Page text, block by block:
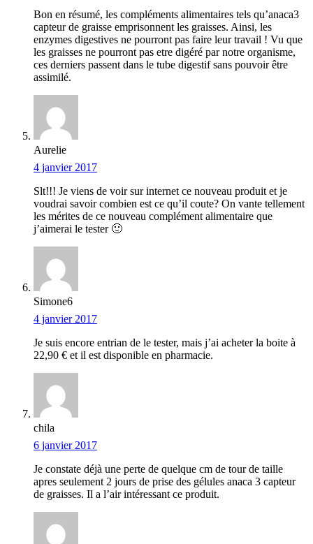
Bon en résumé, les compléments alimentaires tels qu’anaca3
capteur de graisse emprisonnent les graisses. Ainsi, les
enzymes digestives ne pourront pas faire leur travail ! Vu que
les graisses ne pourront pas etre digéré par notre organisme,
ces derniers passent dans le tube digestif sans pouvoir être
assimilé.
Aurelie
4 janvier 2017
Slt!!! Je viens de voir sur internet ce nouveau produit et je
voudrai savoir combien est ce qu’il coute? On vante tellement
les mérites de ce nouveau complément alimentaire que
j’aimerai le tester 🙂
Simone6
4 janvier 2017
Je suis encore entrian de le tester, mais j’ai acheter la boite à
22,90 € et il est disponible en pharmacie.
chila
6 janvier 2017
Je constate déjà une perte de quelque cm de tour de taille
apres seulement 2 jours de prise des gélules anaca 3 capteur
de graisses. Il a l’air intéressant ce produit.